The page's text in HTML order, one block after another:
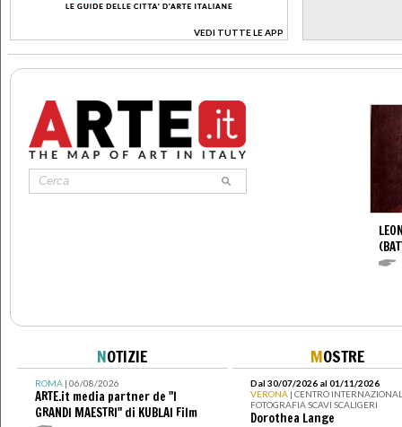
VEDI TUTTE LE APP
>
NOTIZIE
ROMA| 06/08/2026
ARTE.it media partner de "I
GRANDI MAESTRI" di KUBLAI Film
MOSTRE
Dal 30/07/2026 al 01/11/2026
VERONA | CENTRO
FOTOGRAFIA SCAVI SCALIGERI
Dorothea Lange